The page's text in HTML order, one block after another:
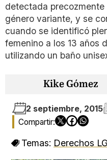
detectada
género variante, y se
cuando se identificó
femenino a los 13 años
utilizando un baño
Kike Gómez
2 septiembre, 2015
Temas: Derechos